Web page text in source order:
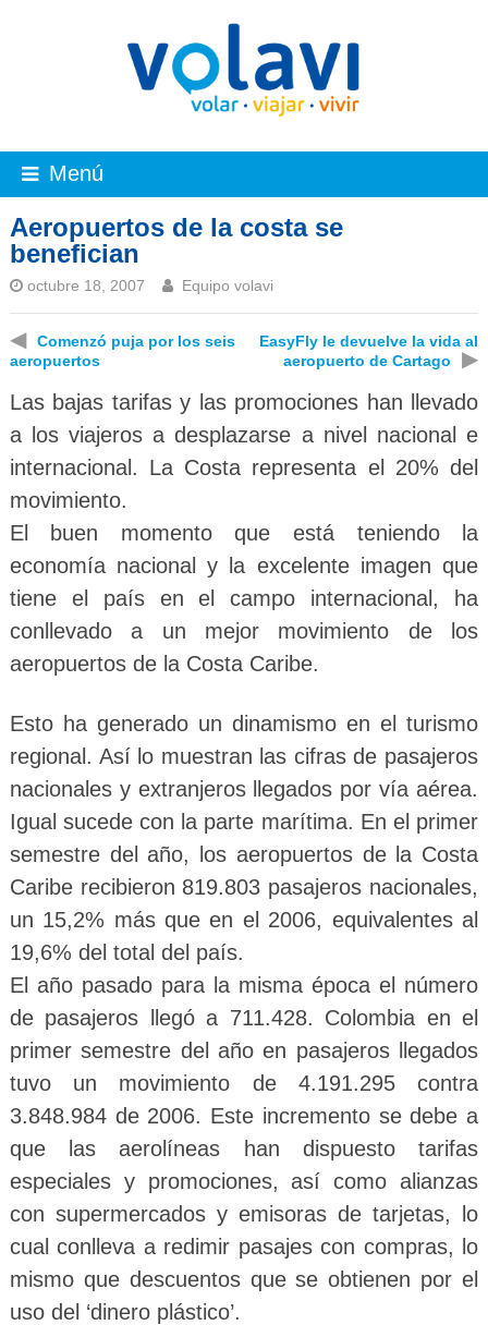
Menú
Aeropuertos de la costa se
benefician
octubre 18, 2007 Equipo volavi
◀
Comenzó puja por los seis
aeropuertos
EasyFly le devuelve la vida al
aeropuerto de Cartago
▶
Las bajas tarifas y las promociones han llevado
a los viajeros a desplazarse a nivel nacional e
internacional. La Costa representa el 20% del
movimiento.
El buen momento que está teniendo la
economía nacional y la excelente imagen que
tiene el país en el campo internacional, ha
conllevado a un mejor movimiento de los
aeropuertos de la Costa Caribe.
Esto ha generado un dinamismo en el turismo
regional. Así lo muestran las cifras de pasajeros
nacionales y extranjeros llegados por vía aérea.
Igual sucede con la parte marítima. En el primer
semestre del año, los aeropuertos de la Costa
Caribe recibieron 819.803 pasajeros nacionales,
un 15,2% más que en el 2006, equivalentes al
19,6% del total del país.
El año pasado para la misma época el número
de pasajeros llegó a 711.428. Colombia en el
primer semestre del año en pasajeros llegados
tuvo un movimiento de 4.191.295 contra
3.848.984 de 2006. Este incremento se debe a
que las aerolíneas han dispuesto tarifas
especiales y promociones, así como alianzas
con supermercados y emisoras de tarjetas, lo
cual conlleva a redimir pasajes con compras, lo
mismo que descuentos que se obtienen por el
uso del ‘dinero plástico’.